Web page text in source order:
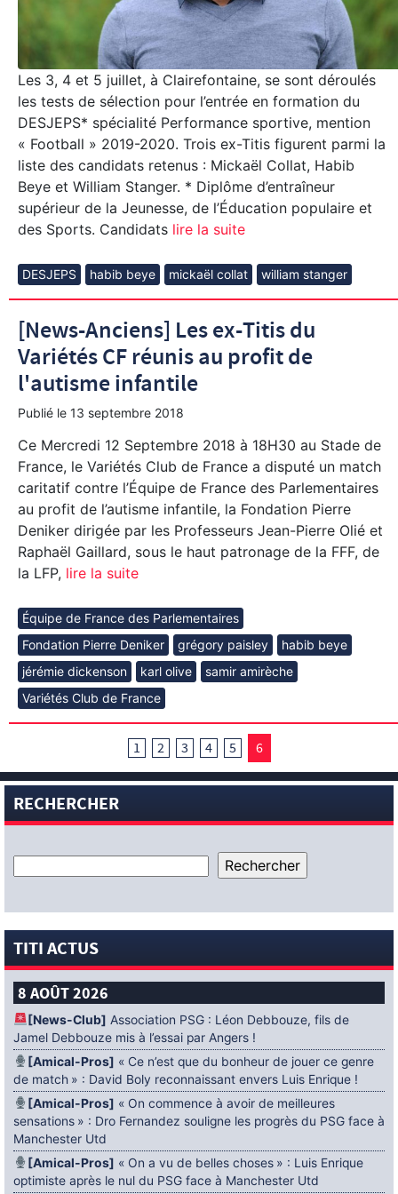
Les 3, 4 et 5 juillet, à Clairefontaine, se sont déroulés
les tests de sélection pour l’entrée en formation du
DESJEPS* spécialité Performance sportive, mention
« Football » 2019-2020. Trois ex-Titis figurent parmi la
liste des candidats retenus : Mickaël Collat, Habib
Beye et William Stanger. * Diplôme d’entraîneur
supérieur de la Jeunesse, de l’Éducation populaire et
des Sports. Candidats lire la suite
DESJEPS habib beye mickaël collat william stanger
[News-Anciens] Les ex-Titis du
Variétés CF réunis au profit de
l'autisme infantile
Publié le 13 septembre 2018
Ce Mercredi 12 Septembre 2018 à 18H30 au Stade de
France, le Variétés Club de France a disputé un match
caritatif contre l’Équipe de France des Parlementaires
au profit de l’autisme infantile, la Fondation Pierre
Deniker dirigée par les Professeurs Jean-Pierre Olié et
Raphaël Gaillard, sous le haut patronage de la FFF, de
la LFP, lire la suite
Équipe de France des Parlementaires
Fondation Pierre Deniker
grégory paisley
habib beye
jérémie dickenson
karl olive
samir amirèche
Variétés Club de France
1 2 3 4 5 6
RECHERCHER
TITI ACTUS
8 AOÛT 2026
[News-Club] Association PSG : Léon Debbouze, fils de
Jamel Debbouze mis à l’essai par Angers !
[Amical-Pros] « Ce n’est que du bonheur de jouer ce genre
de match » : David Boly reconnaissant envers Luis Enrique !
[Amical-Pros] « On commence à avoir de meilleures
sensations » : Dro Fernandez souligne les progrès du PSG face à
Manchester Utd
[Amical-Pros] « On a vu de belles choses » : Luis Enrique
optimiste après le nul du PSG face à Manchester Utd